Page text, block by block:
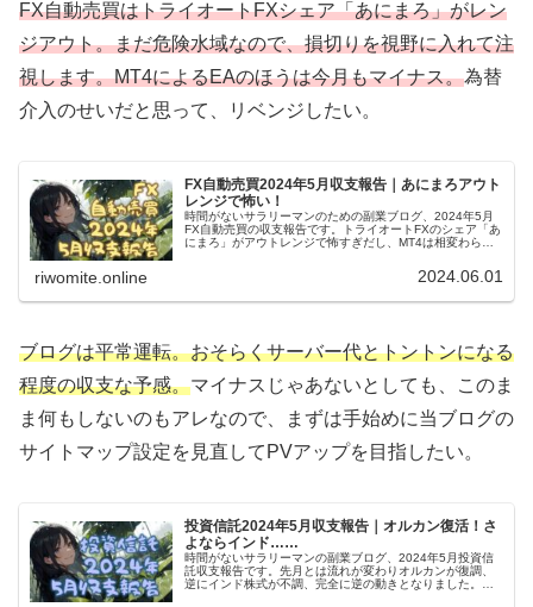
FX自動売買はトライオートFXシェア「あにまろ」がレン
ジアウト。まだ危険水域なので、損切りを視野に入れて注
視します。MT4によるEAのほうは今月もマイナス。為替
介入のせいだと思って、リベンジしたい。
FX自動売買2024年5月収支報告｜あにまろアウト
レンジで怖い！
時間がないサラリーマンのための副業ブログ、2024年5月
FX自動売買の収支報告です。トライオートFXのシェア「あ
にまろ」がアウトレンジで怖すぎだし、MT4は相変わらず
riwomite.online 2024.06.01
ブログは平常運転。おそらくサーバー代とトントンになる
程度の収支な予感。マイナスじゃあないとしても、このま
ま何もしないのもアレなので、まずは手始めに当ブログの
サイトマップ設定を見直してPVアップを目指したい。
投資信託2024年5月収支報告｜オルカン復活！さ
よならインド……
時間がないサラリーマンの副業ブログ、2024年5月投資信
託収支報告です。先月とは流れが変わりオルカンが復調、
逆にインド株式が不調、完全に逆の動きとなりました。い